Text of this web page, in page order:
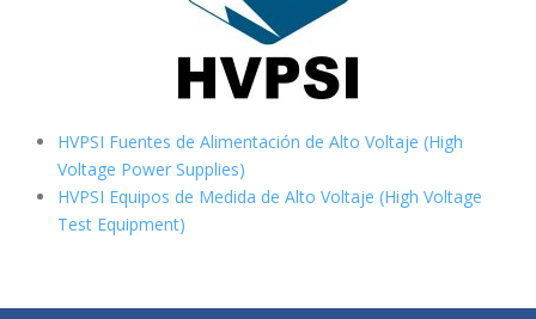
HVPSI Fuentes de Alimentación de Alto Voltaje (High
Voltage Power Supplies)
HVPSI Equipos de Medida de Alto Voltaje (High Voltage
Test Equipment)